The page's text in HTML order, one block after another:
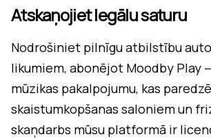
Atskaņojiet legālu saturu
Nodrošiniet pilnīgu atbilstību
likumiem, abonējot Moodby Play
mūzikas pakalpojumu, kas
skaistumkopšanas saloniem un
skaņdarbs mūsu platformā ir